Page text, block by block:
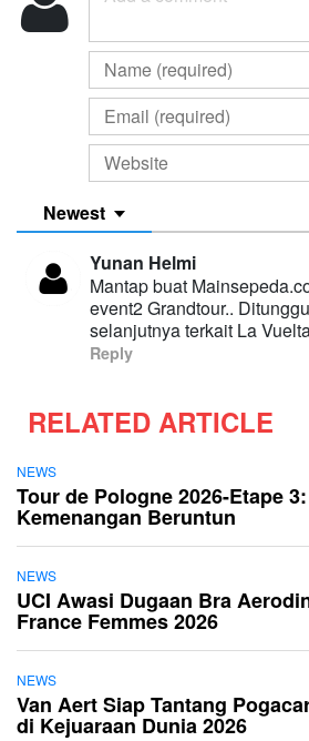
Newest
Yunan Helmi
Mantap buat
event2 Grandtour..
selanjutnya terkait La
Reply
RELATED ARTICLE
NEWS
Tour de Pologne 2026-Etape
Kemenangan Beruntun
NEWS
UCI Awasi Dugaan Bra
France Femmes 2026
NEWS
Van Aert Siap Tantang
di Kejuaraan Dunia 2026